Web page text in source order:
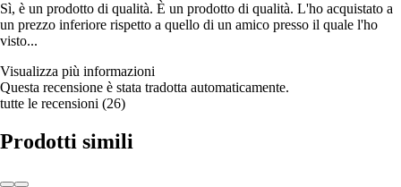
Sì, è un prodotto di qualità. È un prodotto di qualità. L'ho acquistato a
un prezzo inferiore rispetto a quello di un amico presso il quale l'ho
visto...
Visualizza più informazioni
Questa recensione è stata tradotta automaticamente.
tutte le recensioni (26)
Prodotti simili